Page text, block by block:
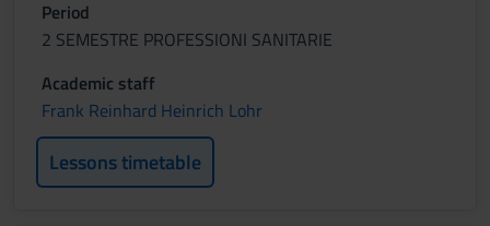
Period
2 SEMESTRE PROFESSIONI SANITARIE
Academic staff
Frank Reinhard Heinrich Lohr
Lessons timetable